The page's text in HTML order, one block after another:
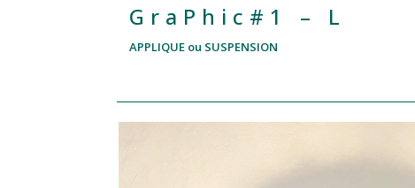
GraPhic#1 – L
APPLIQUE ou SUSPENSION